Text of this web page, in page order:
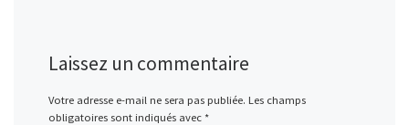
Laissez un commentaire
Votre adresse e-mail ne sera pas publiée. Les champs
obligatoires sont indiqués avec *